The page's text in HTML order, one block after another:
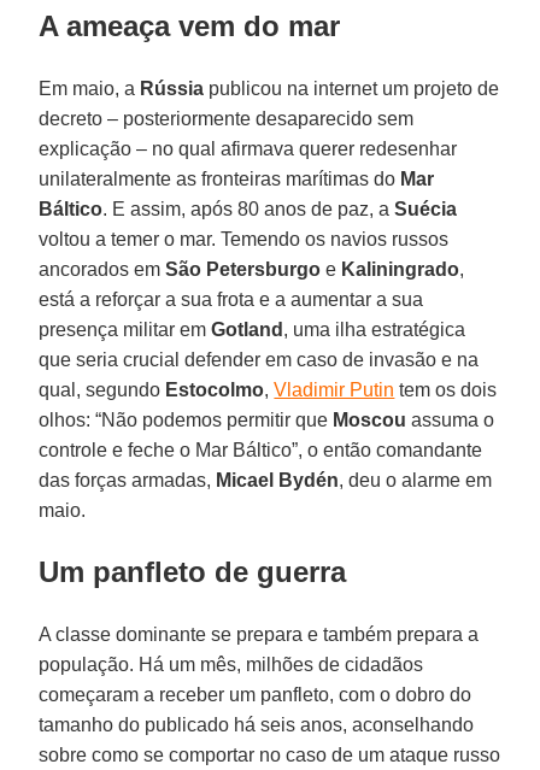
A ameaça vem do mar
Em maio, a Rússia publicou na internet um projeto de
decreto – posteriormente desaparecido sem
explicação – no qual afirmava querer redesenhar
unilateralmente as fronteiras marítimas do Mar
Báltico. E assim, após 80 anos de paz, aSuécia
voltou a temer o mar. Temendo os navios russos
ancorados emSão Petersburgo e Kaliningrado,
está a reforçar a sua frota e a aumentar a sua
presença militar emGotland , uma ilha estratégica
que seria crucial defender em caso de invasão e na
qual, segundo Estocolmo,Vladimir Putin tem os dois
olhos: “Não podemos permitir que Moscou assuma o
controle e feche o Mar Báltico”, o então comandante
das forças armadas, Micael Bydén, deu o alarme em
maio.
Um panfleto de guerra
A classe dominante se prepara e também prepara a
população. Há um mês, milhões de cidadãos
começaram a receber um panfleto, com o dobro do
tamanho do publicado há seis anos, aconselhando
sobre como se comportar no caso de um ataque russo